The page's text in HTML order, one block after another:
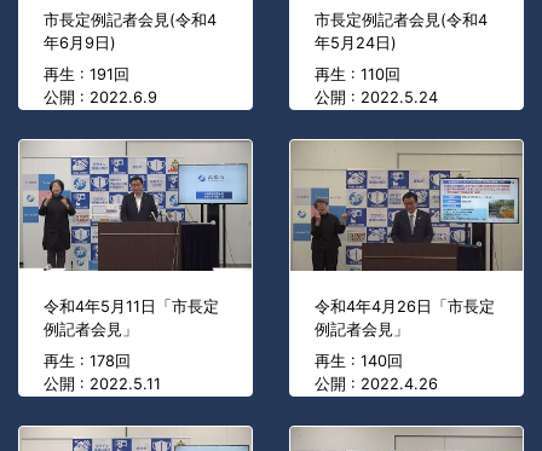
市長定例記者会見(令和4
年6月9日)
再生 : 191回
公開 : 2022.6.9
市長定例記者会見(令和4
年5月24日)
再生 : 110回
公開 : 2022.5.24
令和4年5月11日「市長定
例記者会見」
再生 : 178回
公開 : 2022.5.11
令和4年4月26日「市長定
例記者会見」
再生 : 140回
公開 : 2022.4.26